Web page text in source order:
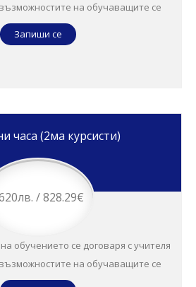
на обучаващите се
Запиши се
часа (2ма курсисти)
/ 828.29€
обучението се договаря с учителя
на обучаващите се